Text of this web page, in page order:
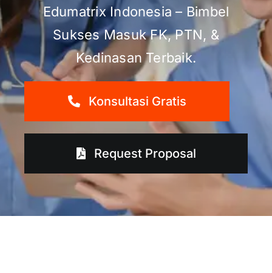
Edumatrix Indonesia – Bimbel
Sukses Masuk FK, PTN, &
Kedinasan Terbaik.
Konsultasi Gratis
Request Proposal